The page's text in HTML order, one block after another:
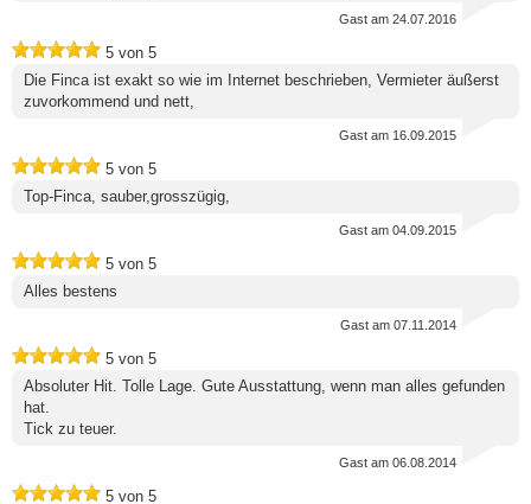
Gast am 24.07.2016
5 von 5
Die Finca ist exakt so wie im Internet beschrieben, Vermieter äußerst
zuvorkommend und nett,
Gast am 16.09.2015
5 von 5
Top-Finca, sauber,grosszügig,
Gast am 04.09.2015
5 von 5
Alles bestens
Gast am 07.11.2014
5 von 5
Absoluter Hit. Tolle Lage. Gute Ausstattung, wenn man alles gefunden
hat.
Tick zu teuer.
Gast am 06.08.2014
5 von 5